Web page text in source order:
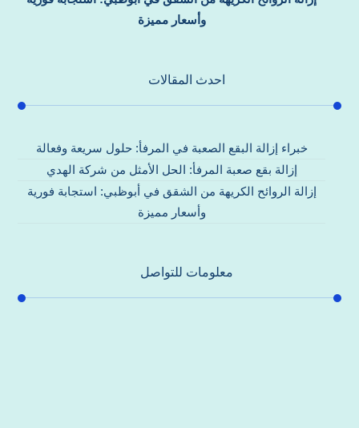
وأسعار مميزة
احدث المقالات
خبراء إزالة البقع الصعبة في المرفأ: حلول سريعة وفعالة
إزالة بقع صعبة المرفأ: الحل الأمثل من شركة الهدي
إزالة الروائح الكريهة من الشقق في أبوظبي: استجابة فورية
وأسعار مميزة
معلومات للتواصل